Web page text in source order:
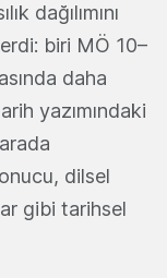
dağılımını
biri MÖ 10–
daha
yazımındaki
dilsel
gibi tarihsel